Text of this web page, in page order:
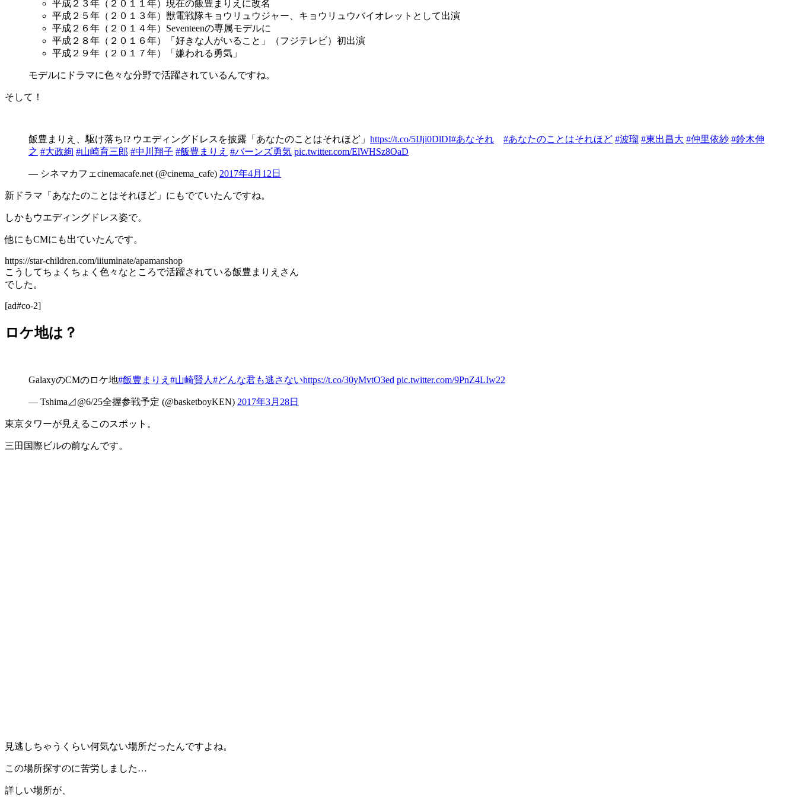
平成２３年（２０１１年）現在の飯豊まりえに改名
平成２５年（２０１３年）獣電戦隊キョウリュウジャー、キョウリュウバイオレットとして出演
平成２６年（２０１４年）Seventeenの専属モデルに
平成２８年（２０１６年）「好きな人がいること」（フジテレビ）初出演
平成２９年（２０１７年）「嫌われる勇気」
モデルにドラマに色々な分野で活躍されているんですね。
そして！
飯豊まりえ、駆け落ち!? ウエディングドレスを披露「あなたのことはそれほど」 https://t.co/5IJji0DlDI#あなそれ #あなたのことはそれほど #波瑠 #東出昌大 #仲里依紗 #鈴木伸
之 #大政絢 #山崎育三郎 #中川翔子 #飯豊まりえ #バーンズ勇気 pic.twitter.com/ElWHSz8OaD
— シネマカフェcinemacafe.net (@cinema_cafe) 2017年4月12日
新ドラマ「あなたのことはそれほど」にもでていたんですね。
しかもウエディングドレス姿で。
他にもCMにも出ていたんです。
https://star-children.com/iiiuminate/apamanshop
こうしてちょくちょく色々なところで活躍されている飯豊まりえさん
でした。
[ad#co-2]
ロケ地は？
GalaxyのCMのロケ地#飯豊まりえ #山崎賢人 #どんな君も逃さないhttps://t.co/30yMvtO3ed pic.twitter.com/9PnZ4LIw22
— Tshima⊿@6/25全握参戦予定 (@basketboyKEN) 2017年3月28日
東京タワーが見えるこのスポット。
三田国際ビルの前なんです。
見逃しちゃうくらい何気ない場所だったんですよね。
この場所探すのに苦労しました…
詳しい場所が、